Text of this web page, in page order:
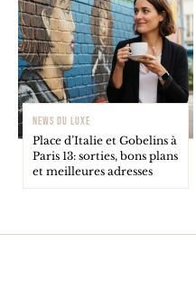
NEWS DU LUXE
Place d’Italie et Gobelins à
Paris 13: sorties, bons plans
et meilleures adresses